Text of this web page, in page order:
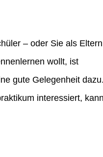
– oder Sie als
wollt, ist
gute Gelegenheit
interessiert,